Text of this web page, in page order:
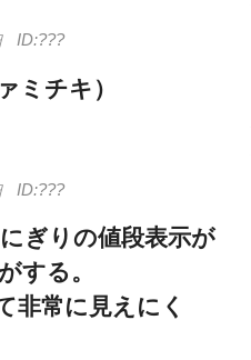
ミチキ）
ぎりの値段表示が
する。
非常に見えにく